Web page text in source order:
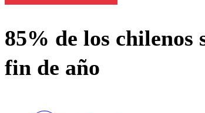
85% de los chilenos
fin de año